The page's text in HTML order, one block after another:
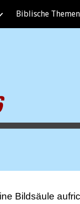
Biblische Themen
Bildsäule